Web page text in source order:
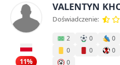
11%
VALENTYN
Doświadczenie:
2 0 0
0
0 0
0